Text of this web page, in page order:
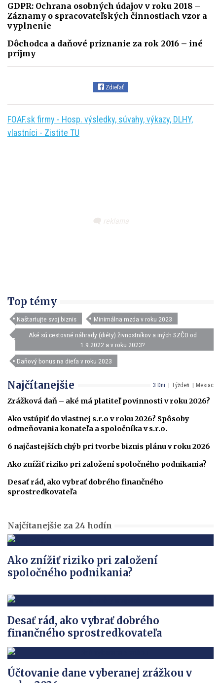
GDPR: Ochrana osobných údajov v roku 2018 –
Záznamy o spracovateľských činnostiach vzor a
vyplnenie
Dôchodca a daňové priznanie za rok 2016 – iné
príjmy
Zdieľať
FOAF.sk firmy - Hosp. výsledky, súvahy, výkazy, DLHY,
vlastníci - Zistite TU
Top témy
Naštartujte svoj biznis Minimálna mzda v roku 2023
Aké sú cestovné náhrady (diéty) živnostníkov a iných SZČO od
1.9.2022 a v roku 2023?
Daňový bonus na dieťa v roku 2023
3 Dni Týždeň Mesiac
Najčítanejšie
Zrážková daň – aké má platiteľ povinnosti v roku 2026?
Ako vstúpiť do vlastnej s.r.o v roku 2026? Spôsoby
odmeňovania konateľa a spoločníka v s.r.o.
6 najčastejších chýb pri tvorbe biznis plánu v roku 2026
Ako znížiť riziko pri založení spoločného podnikania?
Desať rád, ako vybrať dobrého finančného
sprostredkovateľa
Najčítanejšie za 24 hodín
Ako znížiť riziko pri založení
spoločného podnikania?
Desať rád, ako vybrať dobrého
finančného sprostredkovateľa
Účtovanie dane vyberanej zrážkou v